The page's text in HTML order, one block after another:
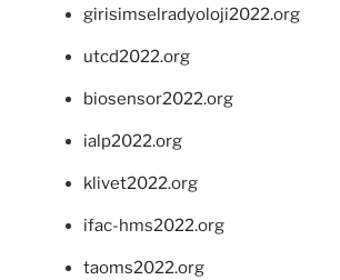
girisimselradyoloji2022.org
utcd2022.org
biosensor2022.org
ialp2022.org
klivet2022.org
ifac-hms2022.org
taoms2022.org